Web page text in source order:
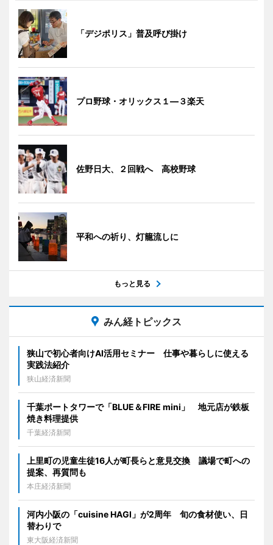
「デジポリス」普及呼び掛け
プロ野球・オリックス１―３楽天
佐野日大、２回戦へ 高校野球
平和への祈り、灯籠流しに
もっと見る
みん経トピックス
狭山で初心者向けAI活用セミナー 仕事や暮らしに使える
実践法紹介
狭山経済新聞
千葉ポートタワーで「BLUE＆FIRE mini」 地元店が鉄板
焼き料理提供
千葉経済新聞
上里町の児童生徒16人が町長らと意見交換 議場で町への
提案、再質問も
本庄経済新聞
河内小阪の「cuisine HAGI」が2周年 旬の食材使い、日
替わりで
東大阪経済新聞